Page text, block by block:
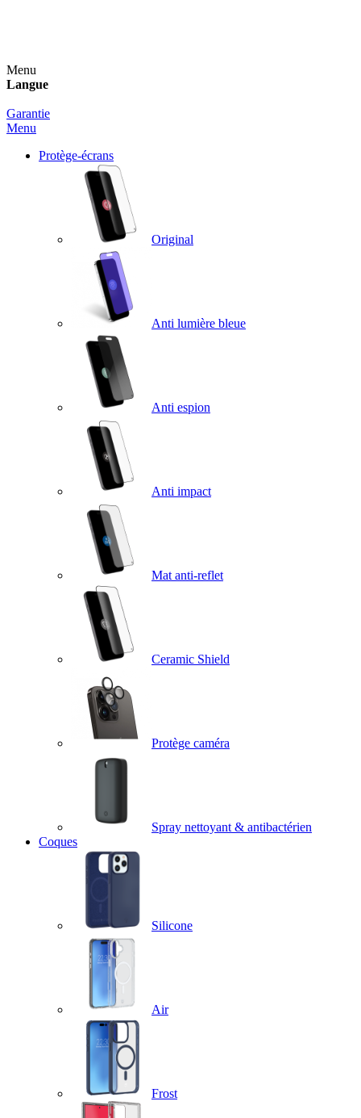
Menu
Langue
Garantie
Menu
Protège-écrans
Original
Anti lumière bleue
Anti espion
Anti impact
Mat anti-reflet
Ceramic Shield
Protège caméra
Spray nettoyant & antibactérien
Coques
Silicone
Air
Frost